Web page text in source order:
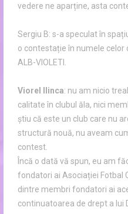
vedere ne aparține, asta
Sergiu B: s-a speculat în
o contestație în numele celor
ALB-VIOLETI.
Viorel Ilinca: nu am nicio
calitate în clubul ăla, nici
știu că este un club care nu
structură nouă, nu aveam
contest.
Încă o dată vă spun, eu am
fondatori ai Asociației Fotbal
dintre membri fondatori ai
continuatoarea de drept a lui